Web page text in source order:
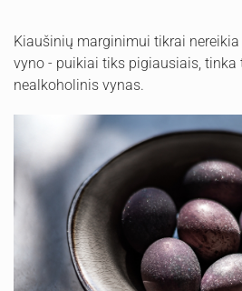
Kiaušinių marginimui tikrai
vyno - puikiai tiks pigiausiais, tinka
nealkoholinis vynas.